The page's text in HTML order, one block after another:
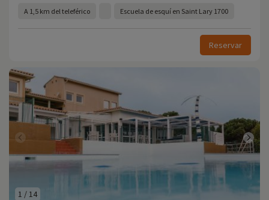
A 1,5 km del teleférico Escuela de esquí en Saint Lary 1700
Reservar
1 / 14